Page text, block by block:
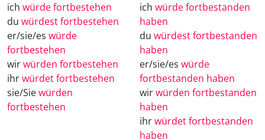
ich würde fortbestehen
du würdest fortbestehen
er/sie/es würde
fortbestehen
wirwürden fortbestehen
ihrwürdet fortbestehen
sie/Siewürden
fortbestehen
ich würde fortbestanden
haben
du würdest fortbestanden
haben
er/sie/es würde
fortbestanden haben
wirwürden fortbestanden
haben
ihrwürdet fortbestanden
haben